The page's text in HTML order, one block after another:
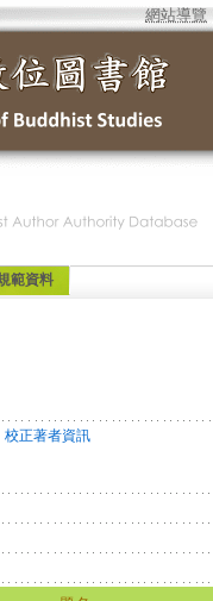
網站導覽
範資料
校正著者資訊